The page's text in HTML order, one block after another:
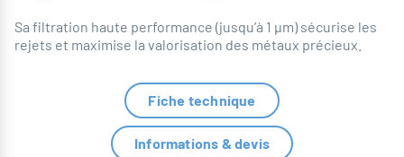
Sa filtration haute performance (jusqu’à 1 μm) sécurise les
rejets et maximise la valorisation des métaux précieux.
Fiche technique
Informations & devis